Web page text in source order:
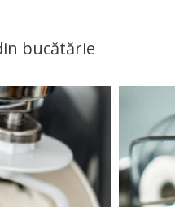
bucătărie